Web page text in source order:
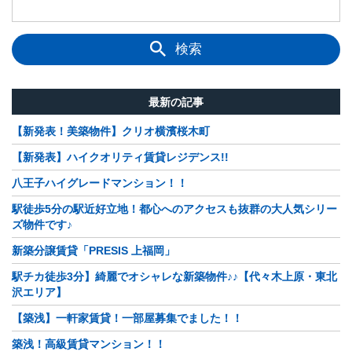
検索
最新の記事
【新発表！美築物件】クリオ横濱桜木町
【新発表】ハイクオリティ賃貸レジデンス!!
八王子ハイグレードマンション！！
駅徒歩5分の駅近好立地！都心へのアクセスも抜群の大人気シリー
ズ物件です♪
新築分譲賃貸「PRESIS 上福岡」
駅チカ徒歩3分】綺麗でオシャレな新築物件♪♪【代々木上原・東北
沢エリア】
【築浅】一軒家賃貸！一部屋募集でました！！
築浅！高級賃貸マンション！！